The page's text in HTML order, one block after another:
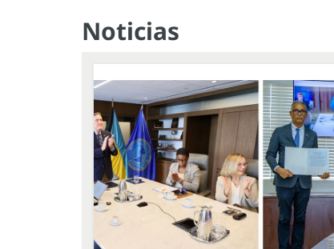
Noticias